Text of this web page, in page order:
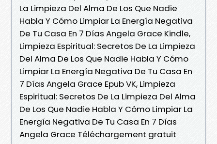
La Limpieza Del Alma De Los Que Nadie
Habla Y Cómo Limpiar La Energía Negativa
De Tu Casa En 7 Días Angela Grace Kindle,
Limpieza Espiritual: Secretos De La Limpieza
Del Alma De Los Que Nadie Habla Y Cómo
Limpiar La Energía Negativa De Tu Casa En
7 Días Angela Grace Epub VK, Limpieza
Espiritual: Secretos De La Limpieza Del Alma
De Los Que Nadie Habla Y Cómo Limpiar La
Energía Negativa De Tu Casa En 7 Días
Angela Grace Téléchargement gratuit